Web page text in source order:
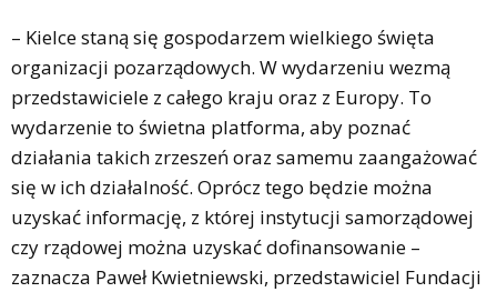
– Kielce staną się gospodarzem wielkiego święta
organizacji pozarządowych. W wydarzeniu wezmą
przedstawiciele z całego kraju oraz z Europy. To
wydarzenie to świetna platforma, aby poznać
działania takich zrzeszeń oraz samemu zaangażować
się w ich działalność. Oprócz tego będzie można
uzyskać informację, z której instytucji samorządowej
czy rządowej można uzyskać dofinansowanie –
zaznacza Paweł Kwietniewski, przedstawiciel Fundacji